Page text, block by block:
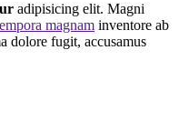
adipisicing elit. Magni
magnam inventore ab
dolore fugit, accusamus